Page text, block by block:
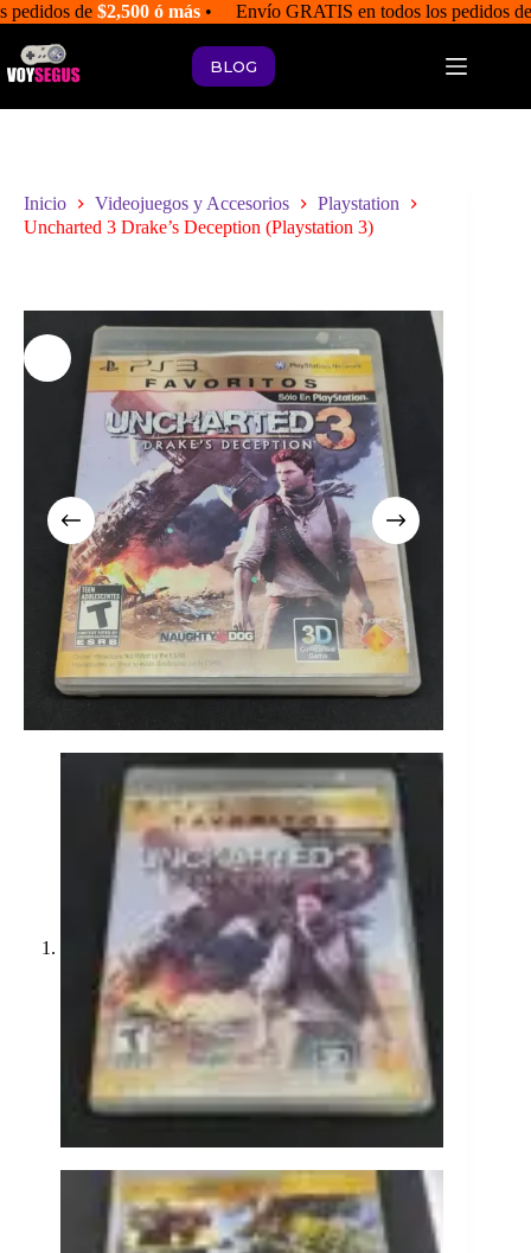
Saltar
al
contenido
pedidos de$2,500 ó más • Envío GRATIS en todos los pedidos
BLOG
Inicio Videojuegos y Accesorios
Playstation
Uncharted 3 Drake’s Deception (Playstation 3)